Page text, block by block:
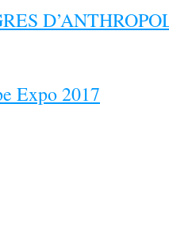
Expo 2017